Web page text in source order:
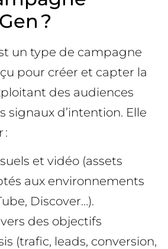
?
un type de campagne
pour créer et capter la
des audiences
signaux d’intention. Elle
:
et vidéo (assets
aux environnements
Discover…).
des objectifs
(trafic, leads, conversion,